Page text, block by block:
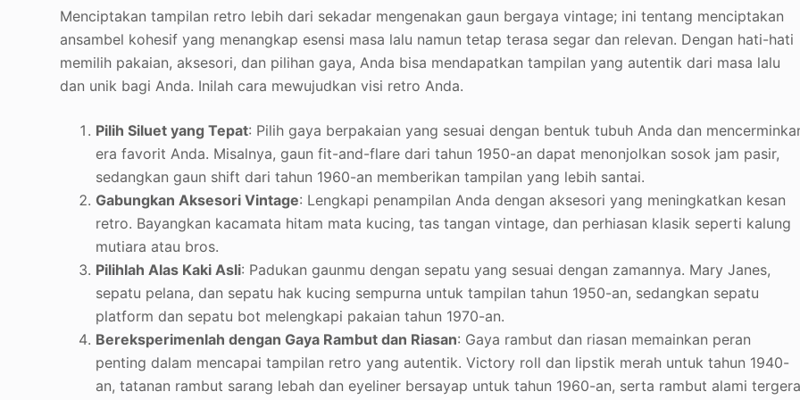
Menciptakan tampilan retro lebih dari sekadar mengenakan gaun bergaya vintage; ini tentang menciptakan
ansambel kohesif yang menangkap esensi masa lalu namun tetap terasa segar dan relevan. Dengan hati-hati
memilih pakaian, aksesori, dan pilihan gaya, Anda bisa mendapatkan tampilan yang autentik dari masa lalu
dan unik bagi Anda. Inilah cara mewujudkan visi retro Anda.
Pilih Siluet yang Tepat: Pilih gaya berpakaian yang sesuai dengan bentuk tubuh Anda dan
era favorit Anda. Misalnya, gaun fit-and-flare dari tahun 1950-an dapat menonjolkan sosok jam pasir,
sedangkan gaun shift dari tahun 1960-an memberikan tampilan yang lebih santai.
Gabungkan Aksesori Vintage: Lengkapi penampilan Anda dengan aksesori yang meningkatkan kesan
retro. Bayangkan kacamata hitam mata kucing, tas tangan vintage, dan perhiasan klasik seperti kalung
mutiara atau bros.
Pilihlah Alas Kaki Asli: Padukan gaunmu dengan sepatu yang sesuai dengan zamannya. Mary Janes,
sepatu pelana, dan sepatu hak kucing sempurna untuk tampilan tahun 1950-an, sedangkan sepatu
platform dan sepatu bot melengkapi pakaian tahun 1970-an.
Bereksperimenlah dengan Gaya Rambut dan Riasan: Gaya rambut dan riasan memainkan peran
penting dalam mencapai tampilan retro yang autentik. Victory roll dan lipstik merah untuk tahun 1940-
an, tatanan rambut sarang lebah dan eyeliner bersayap untuk tahun 1960-an, serta rambut alami